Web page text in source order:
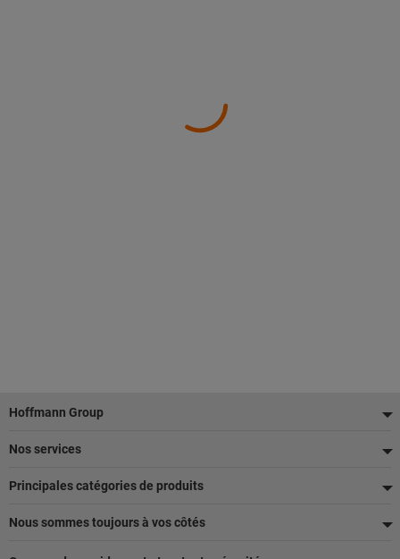
Pied
de
page
Hoffmann Group
Nos services
Principales catégories de produits
Nous sommes toujours à vos côtés